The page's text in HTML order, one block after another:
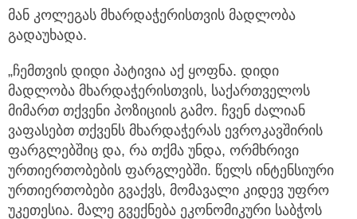
მან კოლეგას მხარდაჭერისთვის მადლობა
გადაუხადა.
„ჩემთვის დიდი პატივია აქ ყოფნა. დიდი
მადლობა მხარდაჭერისთვის, საქართველოს
მიმართ თქვენი პოზიციის გამო. ჩვენ ძალიან
ვაფასებთ თქვენს მხარდაჭერას ევროკავშირის
ფარგლებშიც და, რა თქმა უნდა, ორმხრივი
ურთიერთობების ფარგლებში. წელს ინტენსიური
ურთიერთობები გვაქვს, მომავალი კიდევ უფრო
უკეთესია. მალე გვექნება ეკონომიკური საბჭოს